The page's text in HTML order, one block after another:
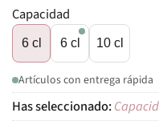
Capacidad
6 cl 6 cl 10 cl
Artículos con entrega rápida